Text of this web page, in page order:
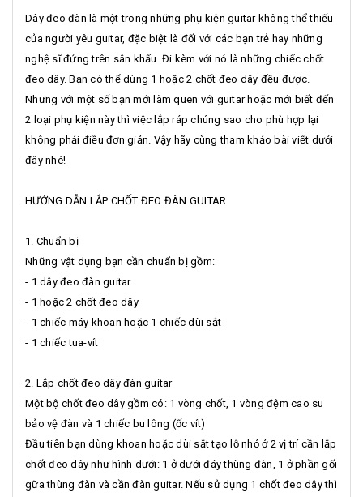
Dây đeo đàn là một trong những phụ kiện guitar không thể thiếu
của người yêu guitar, đặc biệt là đối với các bạn trẻ hay những
nghệ sĩ đứng trên sân khấu. Đi kèm với nó là những chiếc chốt
đeo dây. Bạn có thể dùng 1 hoặc 2 chốt đeo dây đều được.
Nhưng với một số bạn mới làm quen với guitar hoặc mới biết đến
2 loại phụ kiện này thì việc lắp ráp chúng sao cho phù hợp lại
không phải điều đơn giản. Vậy hãy cùng tham khảo bài viết dưới
đây nhé!
HƯỚNG DẪN LẮP CHỐT ĐEO ĐÀN GUITAR
1. Chuẩn bị
Những vật dụng bạn cần chuẩn bị gồm:
- 1 dây đeo đàn guitar
- 1 hoặc 2 chốt đeo dây
- 1 chiếc máy khoan hoặc 1 chiếc dùi sắt
- 1 chiếc tua-vít
2. Lắp chốt đeo dây đàn guitar
Một bộ chốt đeo dây gồm có: 1 vòng chốt, 1 vòng đệm cao su
bảo vệ đàn và 1 chiếc bu lông (ốc vít)
Đầu tiên bạn dùng khoan hoặc dùi sắt tạo lỗ nhỏ ở 2 vị trí cần lắp
chốt đeo dây như hình dưới: 1 ở dưới đáy thùng đàn, 1 ở phần gối
gữa thùng đàn và cần đàn guitar. Nếu sử dụng 1 chốt đeo dây thì